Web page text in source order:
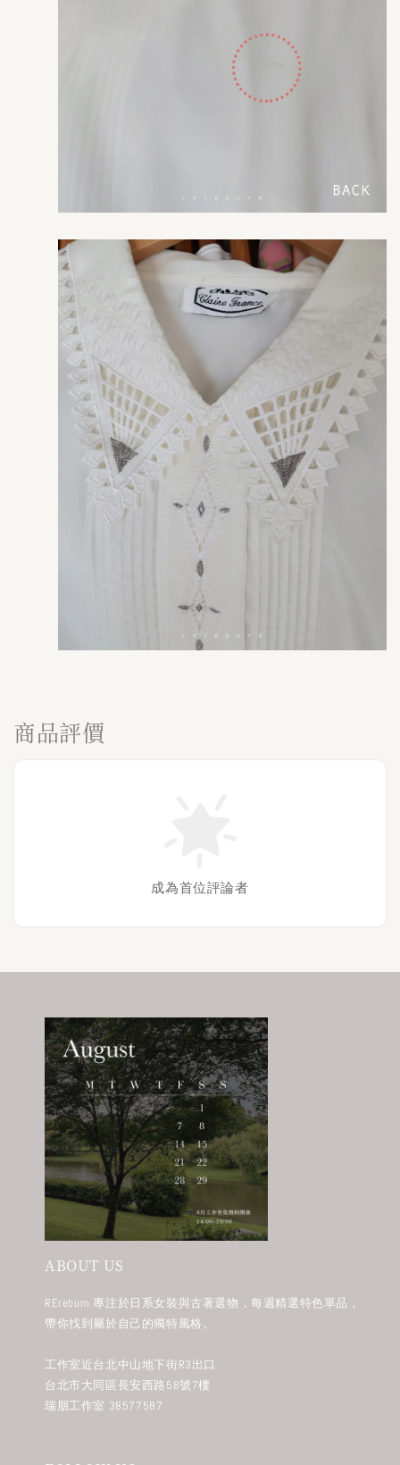
商品評價
成為首位評論者
ABOUT US
REreburn 專注於日系女裝與古著選物，每週精選特色單品，
帶你找到屬於自己的獨特風格。
工作室近台北中山地下街R3出口
台北市大同區長安西路58號7樓
瑞朋工作室 38577587